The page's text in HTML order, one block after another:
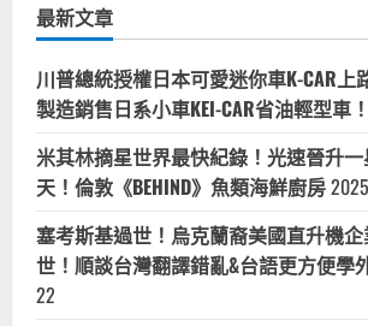
最新文章
川普總統授權日本可愛迷你車K-CAR上
製造銷售日系小車KEI-CAR省油輕型車！
米其林摘星世界最快紀錄！光速晉升
天！倫敦《BEHIND》魚類海鮮廚房
塞考斯基過世！烏克蘭裔美國直升機
世！順談台灣翻譯錯亂&台語更方便學
22